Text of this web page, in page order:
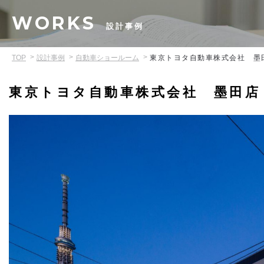
WORKS 設計事例
TOP 設計事例 自動車ショールーム 東京トヨタ自動車株式会社 墨
東京トヨタ自動車株式会社 墨田店